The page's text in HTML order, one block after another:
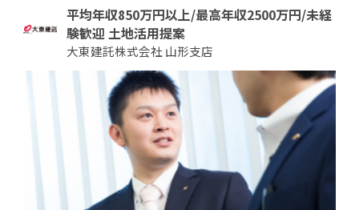
平均年収850万円以上/最高年収2500万円/未経
験歓迎 土地活用提案
大東建託株式会社 山形支店